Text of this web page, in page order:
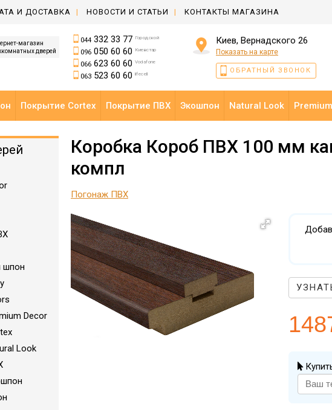
И ДОСТАВКА НОВОСТИ И СТАТЬИ КОНТАКТЫ МАГАЗИНА
магазин
дверей
Киев, Вернадского 26
Показать на карте
ОБРАТНЫЙ ЗВОНОК
044332 33 77 Городской
096050 60 60 Киевстар
066623 60 60 Vodafone
063523 60 60 lifecell
Покрытие Cortex Покрытие ПВХ Экошпон Natural Look
Коробка Короб ПВХ 100 мм
компл
Погонаж ПВХ
шпон
Decor
Look